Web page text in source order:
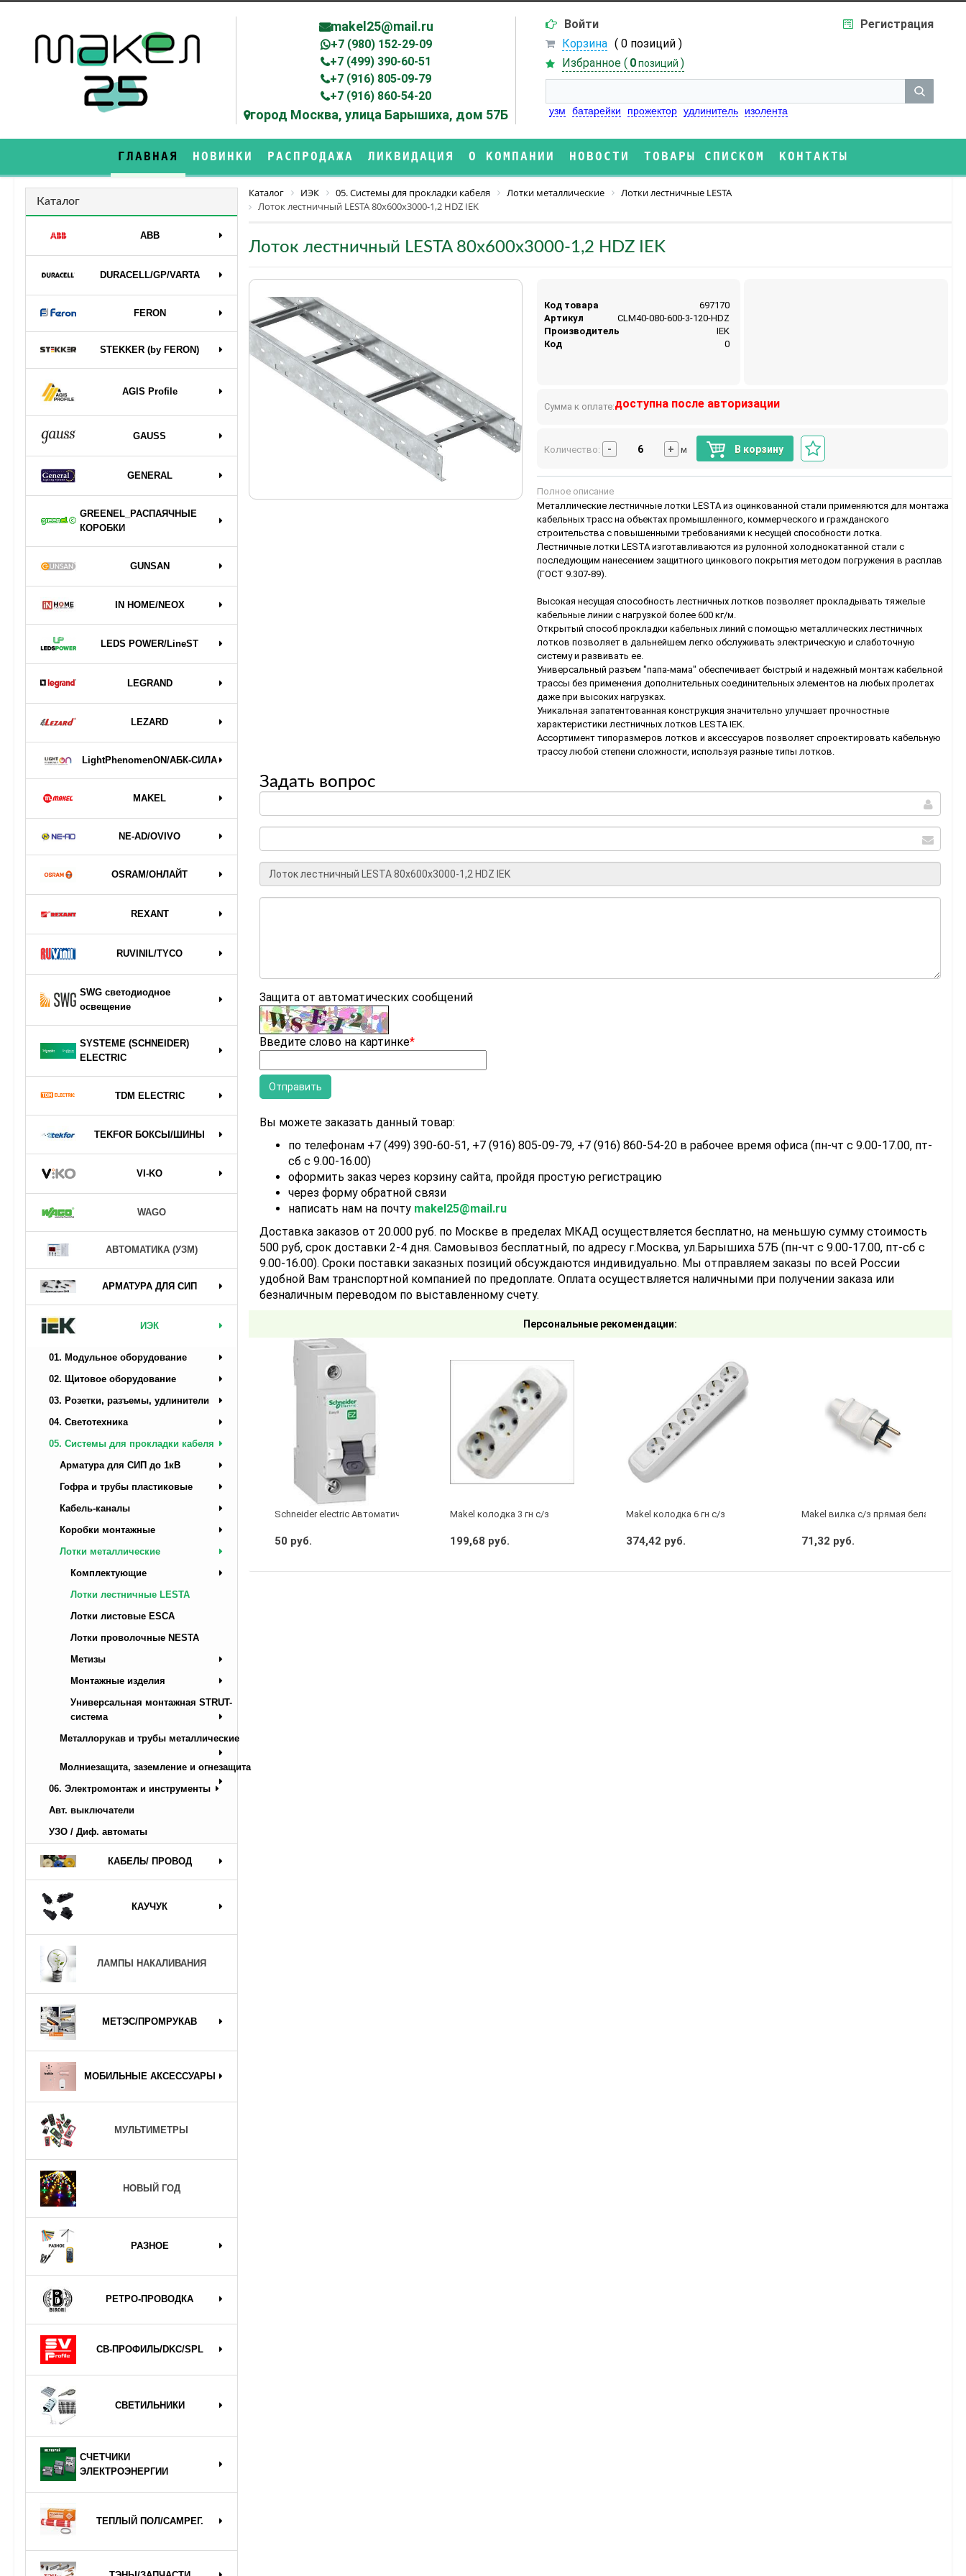
makel25@mail.ru
+7 (980) 152-29-09
+7 (499) 390-60-51
+7 (916) 805-09-79
+7 (916) 860-54-20
город Москва, улица Барышиха, дом 57Б
Войти
Регистрация
Корзина ( 0 позиций )
Избранное ( 0 позиций )
узм батарейки прожектор удлинитель изолента
ГЛАВНАЯ НОВИНКИ РАСПРОДАЖА ЛИКВИДАЦИЯ О КОМПАНИИ НОВОСТИ ТОВАРЫ СПИСКОМ КОНТАКТЫ
Каталог
ABB
DURAСELL/GP/VARTA
FERON
STEKKER (by FERON)
AGIS Profile
GAUSS
GENERAL
GREENEL_РАСПАЯЧНЫЕ
КОРОБКИ
GUNSAN
IN HOME/NEOX
LEDS POWER/LineST
LEGRAND
LEZARD
LightPhenomenON/АБК-СИЛА
MAKEL
NE-AD/OVIVO
OSRAM/ОНЛАЙТ
REXANT
RUVINIL/TYCO
SWG светодиодное
освещение
SYSTEME (SCHNEIDER)
ELECTRIC
TDM ELECTRIC
TEKFOR БОКСЫ/ШИНЫ
VI-KO
WAGO
АВТОМАТИКА (УЗМ)
АРМАТУРА ДЛЯ СИП
ИЭК
01. Модульное оборудование
02. Щитовое оборудование
03. Розетки, разъемы, удлинители
04. Светотехника
05. Системы для прокладки кабеля
Арматура для СИП до 1кВ
Гофра и трубы пластиковые
Кабель-каналы
Коробки монтажные
Лотки металлические
Комплектующие
Лотки лестничные LESTA
Лотки листовые ESCA
Лотки проволочные NESTA
Метизы
Монтажные изделия
Универсальная монтажная STRUT-
система
Металлорукав и трубы металлические
Молниезащита, заземление и огнезащита
06. Электромонтаж и инструменты
Авт. выключатели
УЗО / Диф. автоматы
КАБЕЛЬ/ ПРОВОД
КАУЧУК
ЛАМПЫ НАКАЛИВАНИЯ
МЕТЭС/ПРОМРУКАВ
МОБИЛЬНЫЕ АКСЕССУАРЫ
МУЛЬТИМЕТРЫ
НОВЫЙ ГОД
РАЗНОЕ
РЕТРО-ПРОВОДКА
СВ-ПРОФИЛЬ/DKC/SPL
СВЕТИЛЬНИКИ
СЧЕТЧИКИ
ЭЛЕКТРОЭНЕРГИИ
ТЕПЛЫЙ ПОЛ/САМРЕГ.
Каталог ИЭК 05. Системы для прокладки кабеля Лотки металлические
Лотки лестничные LESTA
Лоток лестничный LESTA 80х600х3000-1,2 HDZ IEK
Лоток лестничный LESTA 80х600х3000-1,2 HDZ IEK
Код товара
697170
Артикул
CLM40-080-600-3-120-HDZ
Производитель
IEK
Код
0
Сумма к оплате:доступна после авторизации
Количество: - + м В корзину
Полное описание
Металлические лестничные лотки LESTA из оцинкованной стали применяются для монтажа
кабельных трасс на объектах промышленного, коммерческого и гражданского
строительства с повышенными требованиями к несущей способности лотка.
Лестничные лотки LESTA изготавливаются из рулонной холоднокатанной стали с
последующим нанесением защитного цинкового покрытия методом погружения в расплав
(ГОСТ 9.307-89).
Высокая несущая способность лестничных лотков позволяет прокладывать тяжелые
кабельные линии с нагрузкой более 600 кг/м.
Открытый способ прокладки кабельных линий с помощью металлических лестничных
лотков позволяет в дальнейшем легко обслуживать электрическую и слаботочную
систему и развивать ее.
Универсальный разъем "папа-мама" обеспечивает быстрый и надежный монтаж кабельной
трассы без применения дополнительных соединительных элементов на любых пролетах
даже при высоких нагрузках.
Уникальная запатентованная конструкция значительно улучшает прочностные
характеристики лестничных лотков LESTA IEK.
Ассортимент типоразмеров лотков и аксессуаров позволяет спроектировать кабельную
трассу любой степени сложности, используя разные типы лотков.
Задать вопрос
Защита от автоматических сообщений
Введите слово на картинке*
Вы можете заказать данный товар:
по телефонам +7 (499) 390-60-51, +7 (916) 805-09-79, +7 (916) 860-54-20 в рабочее время офиса (пн-чт с 9.00-17.00, пт-
сб с 9.00-16.00)
оформить заказ через корзину сайта, пройдя простую регистрацию
через форму обратной связи
написать нам на почту makel25@mail.ru
Доставка заказов от 20.000 руб. по Москве в пределах МКАД осуществляется бесплатно, на меньшую сумму стоимость
500 руб, срок доставки 2-4 дня. Самовывоз бесплатный, по адресу г.Москва, ул.Барышиха 57Б (пн-чт с 9.00-17.00, пт-сб с
9.00-16.00). Сроки поставки заказных позиций обсуждаются индивидуально. Мы отправляем заказы по всей России
удобной Вам транспортной компанией по предоплате. Оплата осуществляется наличными при получении заказа или
безналичным переводом по выставленному счету.
Персональные рекомендации:
Schneider electric Автоматический выключатель 1/40А
50 руб.
Makel колодка 3 гн с/з
199,68 руб.
Makel колодка 6 гн с/з
374,42 руб.
Makel вилка с/з прямая белая
71,32 руб.